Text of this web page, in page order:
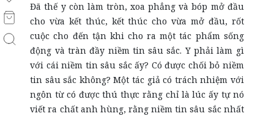
Đã thế y còn làm tròn, xoa phẳng và bóp mở đầu
cho vừa kết thúc, kết thúc cho vừa mở đầu, rốt
cuộc cho đến tận khi cho ra một tác phẩm sống
động và tràn đầy niềm tin sâu sắc. Y phải làm gì
với cái niềm tin sâu sắc ấy? Có được chối bỏ niềm
tin sâu sắc không? Một tác giả có trách nhiệm với
ngôn từ có được thú thực rằng chỉ là lúc ấy tự nó
viết ra chất anh hùng, rằng niềm tin sâu sắc nhất